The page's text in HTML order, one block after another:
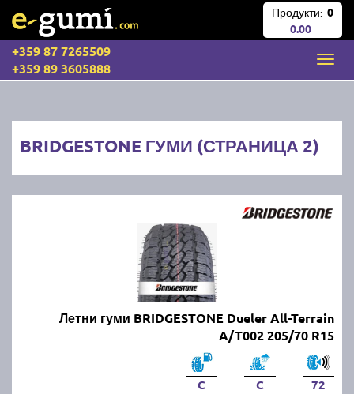
Продукти: 0
0.00
+359 87 7265509
+359 89 3605888
BRIDGESTONE ГУМИ (СТРАНИЦА 2)
Летни гуми BRIDGESTONE Dueler All-Terrain
A/T002 205/70 R15
C C 72